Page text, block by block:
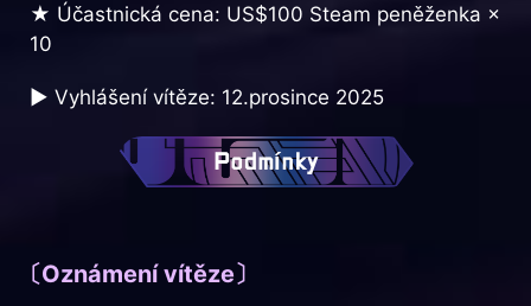
★ Účastnická cena: US$100 Steam peněženka ×
10
▶ Vyhlášení vítěze: 12.prosince 2025
Podmínky
〔Oznámení vítěze〕